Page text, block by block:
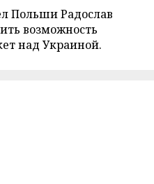
Польши Радослав
возможность
над Украиной.